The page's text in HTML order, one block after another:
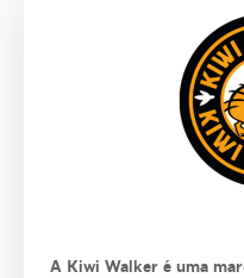
A Kiwi Walker é uma